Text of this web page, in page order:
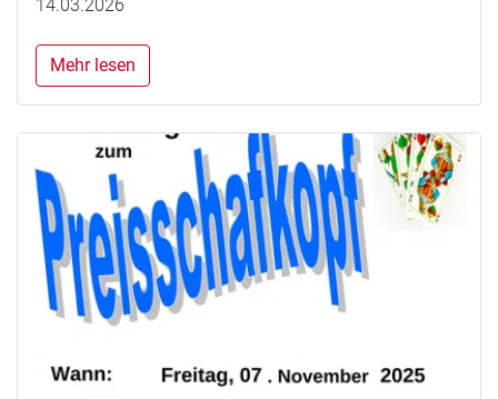
14.03.2026
Mehr lesen